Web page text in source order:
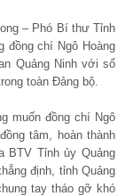
– Phó Bí thư Tỉnh
đồng chí Ngô Hoàng
Quảng Ninh với số
toàn Đảng bộ.
muốn đồng chí Ngô
tâm, hoàn thành
Tỉnh ủy Quảng
định, tỉnh Quảng
tay tháo gỡ khó